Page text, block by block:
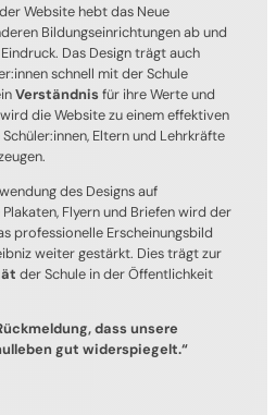
Website hebt das Neue
Bildungseinrichtungen ab und
Das Design trägt auch
schnell mit der Schule
Verständnis für ihre Werte und
die Website zu einem effektiven
Eltern und Lehrkräfte
des Designs auf
Flyern und Briefen wird der
professionelle Erscheinungsbild
weiter gestärkt. Dies trägt zur
der Schule in der Öffentlichkeit
dass unsere
gut widerspiegelt.“